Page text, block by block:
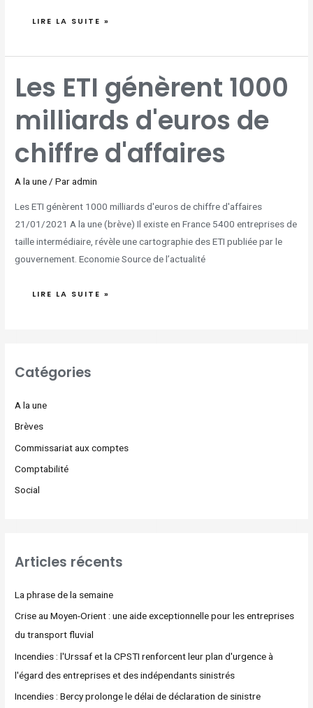
LIRE LA SUITE »
Les ETI génèrent 1000
milliards d'euros de
chiffre d'affaires
A la une / Paradmin
Les ETI génèrent 1000 milliards d'euros de chiffre d'affaires
21/01/2021 A la une (brève) Il existe en France 5400 entreprises de
taille intermédiaire, révèle une cartographie des ETI publiée par le
gouvernement. Economie Source de l’actualité
ETI
GÉNÈRENT
1000
D'EUROS
DE
CHIFFRE
D'AFFAIRES
LIRE LA SUITE »
Catégories
A la une
Brèves
Commissariat aux comptes
Comptabilité
Social
Articles récents
La phrase de la semaine
Crise au Moyen-Orient : une aide exceptionnelle pour les entreprises
du transport fluvial
Incendies : l'Urssaf et la CPSTI renforcent leur plan d'urgence à
l'égard des entreprises et des indépendants sinistrés
Incendies : Bercy prolonge le délai de déclaration de sinistre